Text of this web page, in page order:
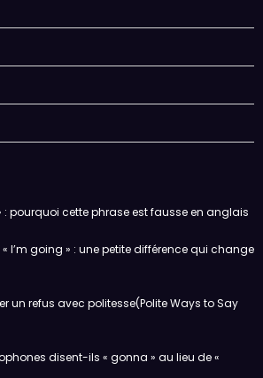
: pourquoi cette phrase est fausse en anglais
« I’m going » : une petite différence qui change
un refus avec politesse(Polite Ways to Say
disent-ils « gonna » au lieu de «